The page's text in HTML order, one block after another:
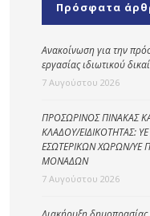
Kοινωνικό
φαρμακείο
Πρόγραμμα
“Βοήθεια στο
Κέντρο
Φροντίδας
Πρόσφατα
Ανακοίνωση για την
εργασίας ιδιωτικού
7 Αυγούστου 2026
ΠΡΟΣΩΡΙΝΟΣ ΠΙΝΑΚΑΣ
ΚΛΑΔΟΥ/ΕΙΔΙΚΟΤΗΤΑΣ:
ΕΣΩΤΕΡΙΚΩΝ ΧΩΡΩΝ/ΥΕ
ΜΟΝΑΔΩΝ
7 Αυγούστου 2026